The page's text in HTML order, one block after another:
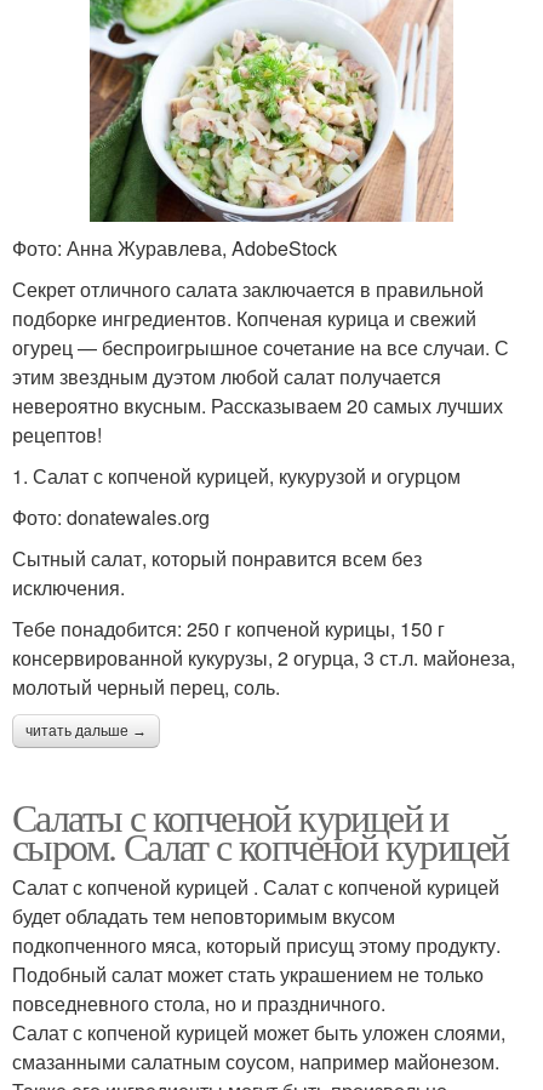
Фото: Анна Журавлева, AdobeStock
Секрет отличного салата заключается в правильной
подборке ингредиентов. Копченая курица и свежий
огурец — беспроигрышное сочетание на все случаи. С
этим звездным дуэтом любой салат получается
невероятно вкусным. Рассказываем 20 самых лучших
рецептов!
1. Салат с копченой курицей, кукурузой и огурцом
Фото: donatewales.org
Сытный салат, который понравится всем без
исключения.
Тебе понадобится: 250 г копченой курицы, 150 г
консервированной кукурузы, 2 огурца, 3 ст.л. майонеза,
молотый черный перец, соль.
читать дальше →
Салаты с копченой курицей и
сыром. Салат с копченой курицей
Салат с копченой курицей . Салат с копченой курицей
будет обладать тем неповторимым вкусом
подкопченного мяса, который присущ этому продукту.
Подобный салат может стать украшением не только
повседневного стола, но и праздничного.
Салат с копченой курицей может быть уложен слоями,
смазанными салатным соусом, например майонезом.